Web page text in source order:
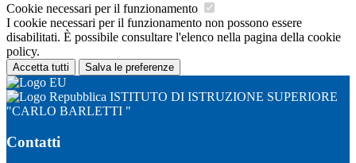
Cookie necessari per il funzionamento
I cookie necessari per il funzionamento non possono essere
disabilitati. È possibile consultare l'elenco nella pagina della cookie
policy.
Accetta tutti Salva le preferenze
ISTITUTO DI ISTRUZIONE SUPERIORE
"CARLO BARLETTI "
Contatti